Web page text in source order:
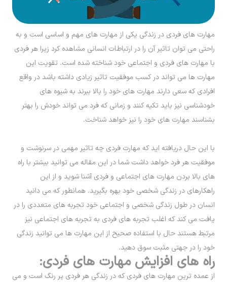
مهارت های فردی در زندگی یکی از مهارت های مهم و اساسی است و به
راحتی می توان تاثیر آن را در ارتباطات انسانی مشاهده کرد زیرا هر فردی
با مهارت های فردی و اجتماعی خود شناخته شده است. تقویت این
مهارت ها می تواند در کسب موفقیت تاثیر زیادی داشته باشد در واقع
افرادی که سعی دارند مهارت های خود را بالا ببرند به شیوه های
خودشناسی نیز باید تکیه کنند و زمانی که فرد می تواند خودش را بهتر
بشناسند مهارت های خود را نیز خواهد شناخت.
با این حال دریافته اید که مهارت فردی چه تاثیر مهمی در سرنوشت و
موفقیت هر فرد خواهد داشت شما در این مقاله می توانید بیشتر با راه
های بالا بردن مهارت های اجتماعی و فردی آشنا شوید و از این
راهکارهای در زندگی شخصی خود بهره بگیرید. همانطور که می دانید
انسان در طول زندگی شخصی و اجتماعی خود تجربه های متعددی را در
یافت می کند که اغلب تجربه های فردی به تجربه های اجتماعی نیز
مرتبط هستند حال با استفاده صحیح از این مهارت ها می توانید زندگی
خود را در جهتی مثبت سوق دهید.
راه های افزایش مهارت های فردی:
از عمده ترین مهارت های فردی که در زندگی هر فردی پر رنگ است و می